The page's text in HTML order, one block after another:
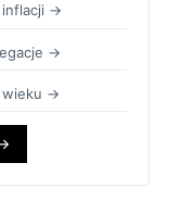
inflacji →
→
wieku →